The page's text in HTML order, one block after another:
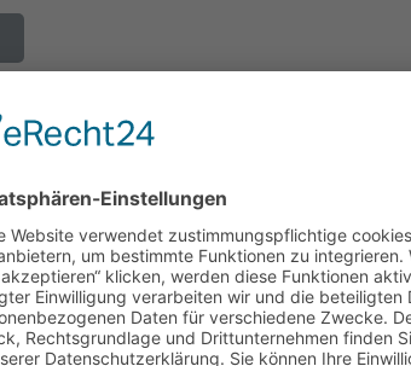
Rollen mit Phenolharz-
mit hitzebeständigen Gleitlager
Temperaturbeständigkeit -40°C bis +
80 bis 200 mm, Gehäuse: Ausführung A =
B = Edelstahl